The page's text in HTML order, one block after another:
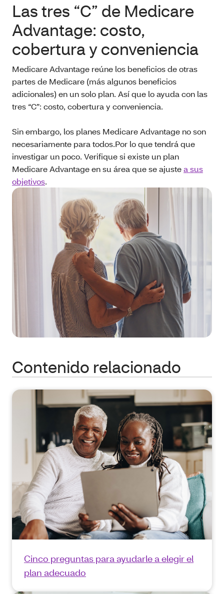
Las tres “C” de Medicare
Advantage: costo,
cobertura y conveniencia
Medicare Advantage reúne los beneficios de otras
partes de Medicare (más algunos beneficios
adicionales) en un solo plan. Así que lo ayuda con las
tres “C”: costo, cobertura y conveniencia.
Sin embargo, los planes Medicare Advantage no son
necesariamente para todos.Por lo que tendrá que
investigar un poco. Verifique si existe un plan
Medicare Advantage en su área que se ajustea sus
objetivos.
Contenido relacionado
Cinco preguntas para ayudarle a elegir el
plan adecuado